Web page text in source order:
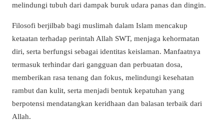
melindungi tubuh dari dampak buruk udara panas dan dingin.
Filosofi berjilbab bagi muslimah dalam Islam mencakup
ketaatan terhadap perintah Allah SWT, menjaga kehormatan
diri, serta berfungsi sebagai identitas keislaman. Manfaatnya
termasuk terhindar dari gangguan dan perbuatan dosa,
memberikan rasa tenang dan fokus, melindungi kesehatan
rambut dan kulit, serta menjadi bentuk kepatuhan yang
berpotensi mendatangkan keridhaan dan balasan terbaik dari
Allah.